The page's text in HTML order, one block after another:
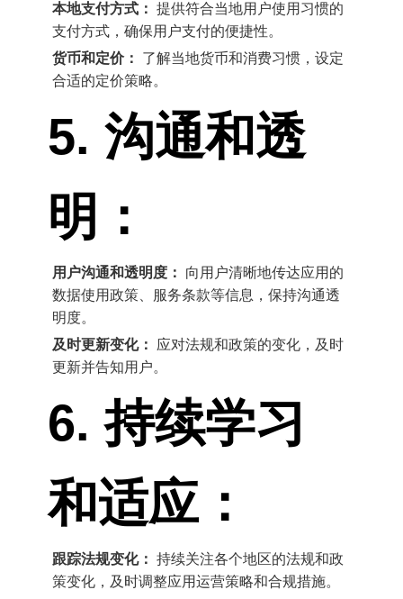
本地支付方式： 提供符合当地用户使用习惯的
支付方式，确保用户支付的便捷性。
货币和定价：
了解当地货币和消费习惯，设定
合适的定价策略。
5. 沟通和透
明：
用户沟通和透明度：
向用户清晰地传达应用的
数据使用政策、服务条款等信息，保持沟通透
明度。
及时更新变化：
应对法规和政策的变化，及时
更新并告知用户。
6. 持续学习
和适应：
跟踪法规变化： 持续关注各个地区的法规和政
策变化，及时调整应用运营策略和合规措施。